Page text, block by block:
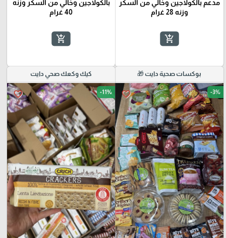
مدعم بالكولاجين وخالي من السكر
وزنه 28 غرام
add_shopping_cart
بالكولاجين وخالي من السكر وزنه
40 غرام
add_shopping_cart
بوكسات صحية دايت 🎁
favorite_border -3%
كيك وكعك صحي دايت
favorite_border -11%